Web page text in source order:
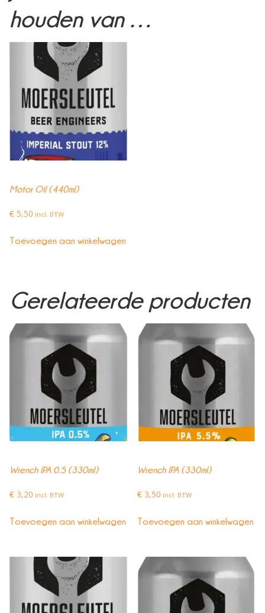
houden van …
Motor Oil (440ml)
€ 5,50 incl. BTW
Toevoegen aan winkelwagen
Gerelateerde producten
Wrench IPA 0.5 (330ml)
€ 3,20 incl. BTW
Toevoegen aan winkelwagen
Wrench IPA (330ml)
€ 3,50 incl. BTW
Toevoegen aan winkelwagen